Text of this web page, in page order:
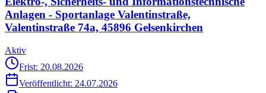
Anlagen - Sportanlage Valentinstraße,
Valentinstraße 74a, 45896 Gelsenkirchen
Aktiv
Frist: 20.08.2026
Veröffentlicht: 24.07.2026